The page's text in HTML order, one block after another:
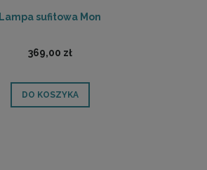
Lampa sufitowa Mon
369,00 zł
DO KOSZYKA